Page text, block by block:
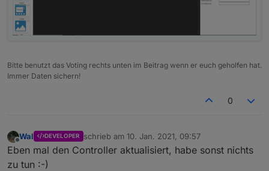
Bitte benutzt das Voting rechts unten im Beitrag wenn er euch geholfen hat.
Immer Daten sichern!
0
Wal DEVELOPER schrieb am 10. Jan. 2021, 09:57
zuletzt editiert von
Eben mal den Controller aktualisiert, habe sonst nichts
zu tun :-)